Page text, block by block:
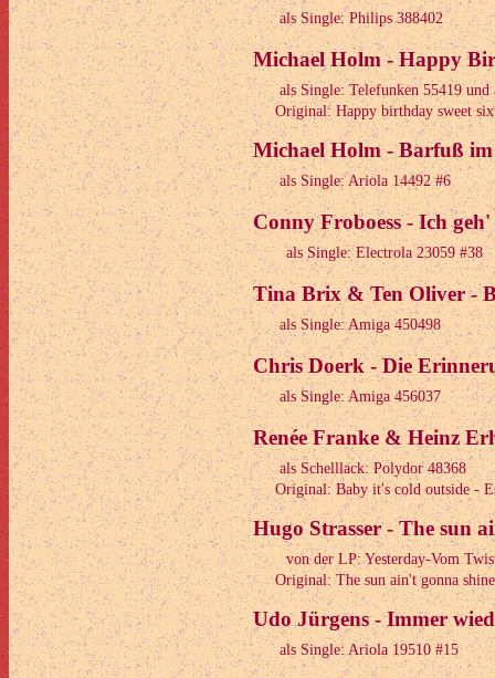
als Single: Philips 388402
Michael Holm - Happy
als Single: Telefunken 55419
Original: Happy birthday sweet
Michael Holm - Barfuß im
als Single: Ariola 14492 #6
Conny Froboess - Ich
als Single: Electrola 23059 #38
Tina Brix & Ten Oliver -
als Single: Amiga 450498
Chris Doerk - Die
als Single: Amiga 456037
Renée Franke & Heinz
als Schelllack: Polydor 48368
Original: Baby it's cold outside -
Hugo Strasser - The sun
von der LP: Yesterday-Vom
Original: The sun ain't gonna shine
Udo Jürgens - Immer
als Single: Ariola 19510 #15